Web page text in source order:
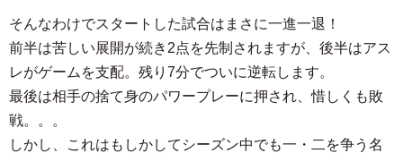
そんなわけでスタートした試合はまさに一進一退！
前半は苦しい展開が続き2点を先制されますが、後半はアス
レがゲームを支配。残り7分でついに逆転します。
最後は相手の捨て身のパワープレーに押され、惜しくも敗
戦。。。
しかし、これはもしかしてシーズン中でも一・二を争う名